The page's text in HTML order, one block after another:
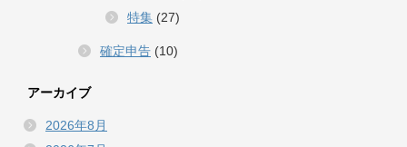
特集 (27)
確定申告 (10)
アーカイブ
2026年8月